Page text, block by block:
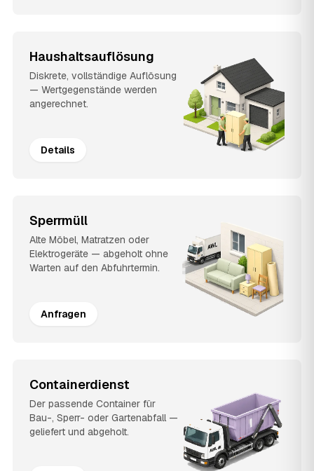
Haushaltsauflösung
Diskrete, vollständige Auflösung
— Wertgegenstände werden
angerechnet.
Details
Sperrmüll
Alte Möbel, Matratzen oder
Elektrogeräte — abgeholt ohne
Warten auf den Abfuhrtermin.
Anfragen
Containerdienst
Der passende Container für
Bau-, Sperr- oder Gartenabfall —
geliefert und abgeholt.